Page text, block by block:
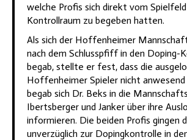
welche Profis sich direkt vom
Kontrollraum zu begeben hatten.
Als sich der Hoffenheimer
nach dem Schlusspfiff in den Doping-
begab, stellte er fest, dass die
Hoffenheimer Spieler nicht
begab sich Dr. Beks in die
Ibertsberger und Janker über ihre
informieren. Die beiden Profis gingen
unverzüglich zur Dopingkontrolle in